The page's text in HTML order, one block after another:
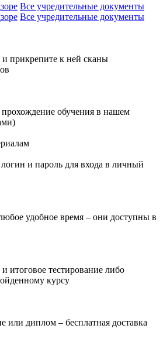
Все учредительные документы
Все учредительные документы
прикрепите к ней сканы
обучения в нашем
и пароль для входа в личный
удобное время – они доступны в
итоговое тестирование либо
курсу
или диплом – бесплатная доставка